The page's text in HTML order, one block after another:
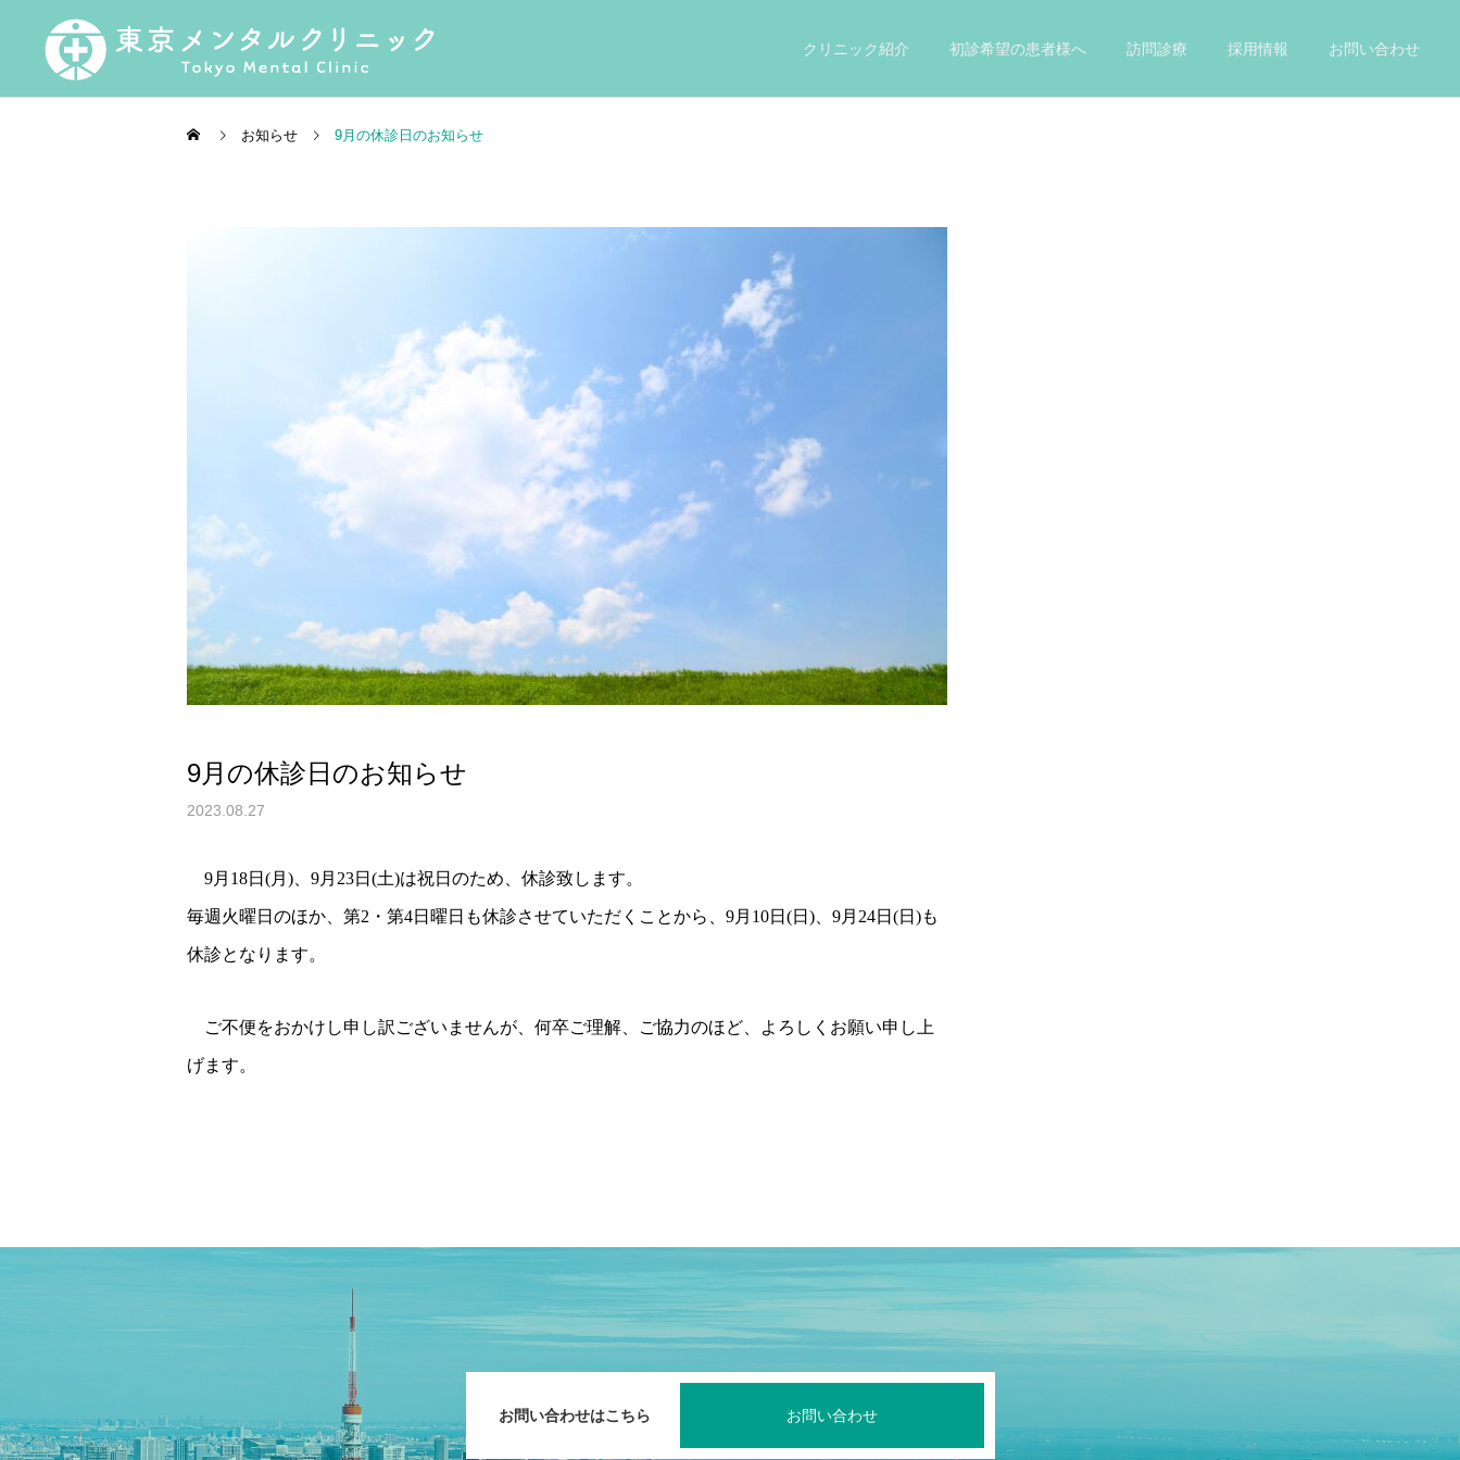
クリニック紹介 初診希望の患者様へ 訪問診療 採用情報 お問い合わせ
お知らせ 9月の休診日のお知らせ
9月の休診日のお知らせ
2023.08.27
9月18日(月)、9月23日(土)は祝日のため、休診致します。
毎週火曜日のほか、第2・第4日曜日も休診させていただくことから、9月10日(日)、9月24日(日)も
休診となります。
ご不便をおかけし申し訳ございませんが、何卒ご理解、ご協力のほど、よろしくお願い申し上
げます。
お問い合わせはこちら お問い合わせ